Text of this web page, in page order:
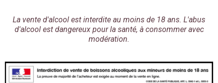
La vente d'alcool est interdite au moins de 18 ans. L'abus
d'alcool est dangereux pour la santé, à consommer avec
modération.